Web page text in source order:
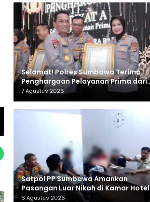
Selamat! Polres Sumbawa Terima
Penghargaan Pelayanan Prima dari
Kapolri
7 Agustus 2026
Satpol PP Sumbawa Amankan
Pasangan Luar Nikah di Kamar Hotel
6 Agustus 2026